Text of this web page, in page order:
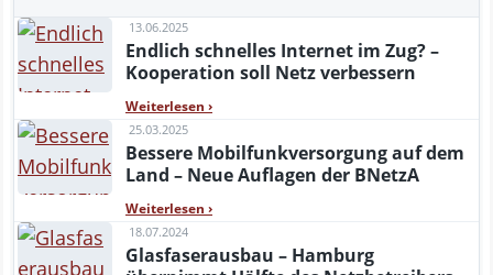
13.06.2025
Endlich schnelles Internet im Zug? –
Kooperation soll Netz verbessern
Weiterlesen ›
25.03.2025
Bessere Mobilfunkversorgung auf dem
Land – Neue Auflagen der BNetzA
Weiterlesen ›
18.07.2024
Glasfaserausbau – Hamburg